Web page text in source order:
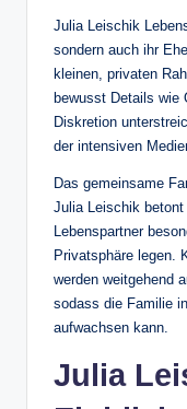
Julia Leischik
sondern auch ihr
kleinen, privaten
bewusst Details wie
Diskretion
der intensiven
Das gemeinsame
Julia Leischik
Lebenspartner
Privatsphäre legen.
werden weitgehend
sodass die Familie
aufwachsen kann.
Julia